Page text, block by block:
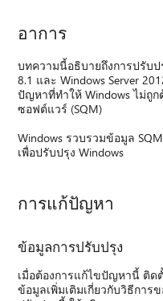
อาการ
บทความนี้อธิบายถึงการปรับป
8.1 และ Windows Server
ปัญหาที่ทำให้ Windows ไม่ถู
ซอฟต์แวร์ (SQM)
Windows รวบรวมข้อมูล
เพื่อปรับปรุง Windows
การแก้ปัญหา
ข้อมูลการปรับปรุง
เมื่อต้องการแก้ไขปัญหานี้ ติด
ข้อมูลเพิ่มเติมเกี่ยวกับวิธีการ